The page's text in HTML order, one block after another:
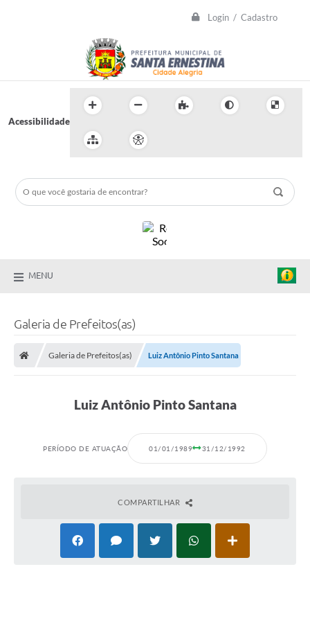
Login / Cadastro
Acessibilidade
MENU
Galeria de Prefeitos(as)
Galeria de Prefeitos(as) Luiz Antônio Pinto Santana
Luiz Antônio Pinto Santana
PERÍODO DE ATUAÇÃO 01/01/1989 31/12/1992
COMPARTILHAR